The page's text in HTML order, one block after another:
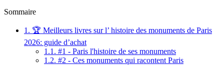
Sommaire
1. 🏆 Meilleurs livres sur l’ histoire des monuments de Paris
2026: guide d’achat
1.1. #1 - Paris l'histoire de ses monuments
1.2. #2 - Ces monuments qui racontent Paris